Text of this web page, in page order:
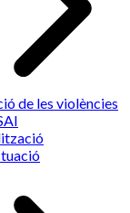
de les violències